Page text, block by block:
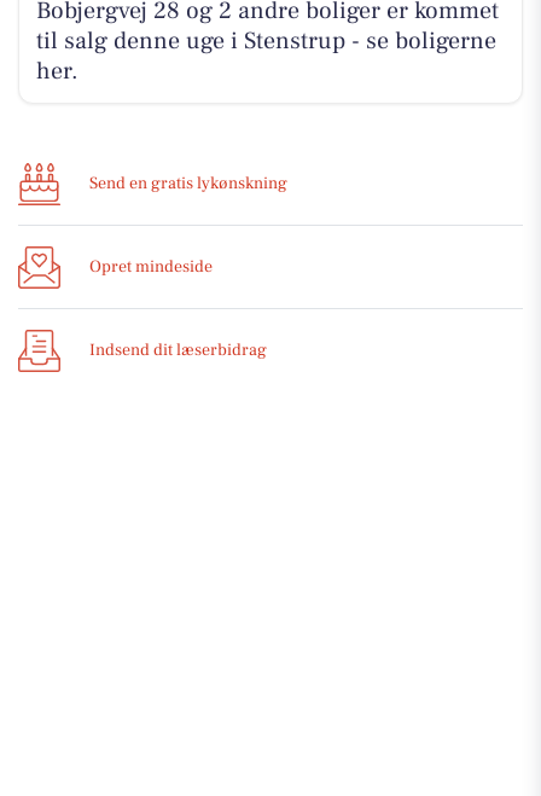
Bobjergvej 28 og 2 andre boliger er kommet
til salg denne uge i Stenstrup - se boligerne
her.
Send en gratis lykønskning
Opret mindeside
Indsend dit læserbidrag